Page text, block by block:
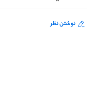
نوشتن نظر